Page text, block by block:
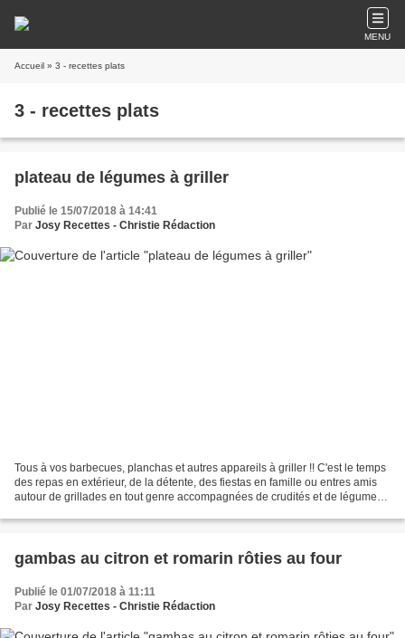
MENU
Accueil » 3 - recettes plats
3 - recettes plats
plateau de légumes à griller
Publié le 15/07/2018 à 14:41
Par Josy Recettes - Christie Rédaction
Tous à vos barbecues, planchas et autres appareils à griller !! C'est le temps
des repas en extérieur, de la détente, des fiestas en famille ou entres amis
autour de grillades en tout genre accompagnées de crudités et de légumes
gambas au citron et romarin rôties au four
Publié le 01/07/2018 à 11:11
Par Josy Recettes - Christie Rédaction